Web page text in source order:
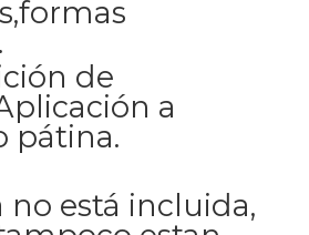
de
a
pátina.
no está incluida,